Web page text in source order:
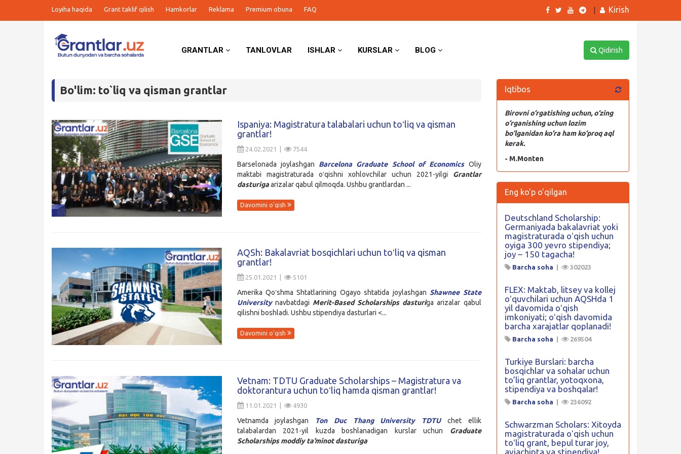
Loyiha haqida Grant taklif qilish Hamkorlar Reklama Premium obuna FAQ Kirish
GRANTLAR TANLOVLAR ISHLAR KURSLAR BLOG Qidirish
Bo'lim: to`liq va qisman grantlar
Ispaniya: Magistratura talabalari uchun toʻliq va qisman
grantlar!
24.02.2021 | 7544
Barselonada joylashgan Barcelona Graduate School of EconomicsOliy
maktabi magistraturada oʻqishni xohlovchilar uchun 2021-yilgi Grantlar
dasturigaarizalar qabul qilmoqda. Ushbu grantlardan ...
Davomini o'qish
AQSh: Bakalavriat bosqichlari uchun toʻliq va qisman
grantlar!
25.01.2021 | 5101
Amerika Qoʻshma Shtatlarining Ogayo shtatida joylashgan Shawnee State
Universitynavbatdagi Merit-Based Scholarships dasturiga arizalar qabul
qilishni boshladi. Ushbu stipendiya dasturlari <...
Davomini o'qish
Vetnam: TDTU Graduate Scholarships – Magistratura va
doktorantura uchun toʻliq hamda qisman grantlar!
11.01.2021 | 4930
Vetnamda joylashgan Ton Duc Thang University TDTUchet ellik
talabalardan 2021-yil kuzda boshlanadigan kurslar uchun Graduate
Scholarships moddiy ta’minot dasturiga
Iqtibos
Birovni o‘rgatishing uchun, o‘zing
o‘rganishing uchun lozim
bo‘lganidan ko‘ra ham ko‘proq aql
kerak.
- M.Monten
Eng ko'p o'qilgan
Deutschland Scholarship:
Germaniyada bakalavriat yoki
magistraturada oʻqish uchun
oyiga 300 yevro stipendiya;
joy – 150 tagacha!
Barcha soha 302023
FLEX: Maktab, litsey va kollej
oʻquvchilari uchun AQSHda 1
yil davomida oʻqish
imkoniyati; oʻqish davomida
barcha xarajatlar qoplanadi!
Barcha soha 269504
Turkiye Burslari: barcha
bosqichlar va sohalar uchun
to’liq grantlar, yotoqxona,
stipendiya va boshqalar!
Barcha soha 236092
Schwarzman Scholars: Xitoyda
magistraturada oʻqish uchun
toʻliq grant, bepul turar joy,
aviachipta va stipendiya!